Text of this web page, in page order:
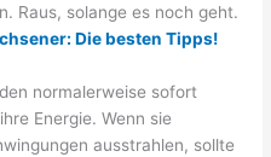
Raus, solange es noch geht.
Die besten Tipps!
normalerweise sofort
Energie. Wenn sie
ausstrahlen, sollte